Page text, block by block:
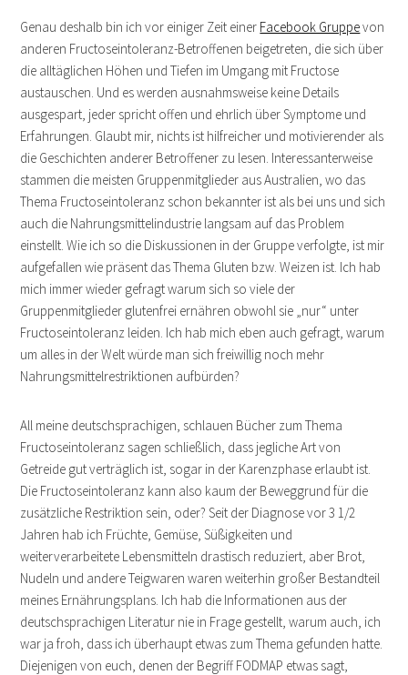
Genau deshalb bin ich vor einiger Zeit einer Facebook Gruppevon
anderen Fructoseintoleranz-Betroffenen beigetreten, die sich über
die alltäglichen Höhen und Tiefen im Umgang mit Fructose
austauschen. Und es werden ausnahmsweise keine Details
ausgespart, jeder spricht offen und ehrlich über Symptome und
Erfahrungen. Glaubt mir, nichts ist hilfreicher und motivierender als
die Geschichten anderer Betroffener zu lesen. Interessanterweise
stammen die meisten Gruppenmitglieder aus Australien, wo das
Thema Fructoseintoleranz schon bekannter ist als bei uns und sich
auch die Nahrungsmittelindustrie langsam auf das Problem
einstellt. Wie ich so die Diskussionen in der Gruppe verfolgte, ist mir
aufgefallen wie präsent das Thema Gluten bzw. Weizen ist. Ich hab
mich immer wieder gefragt warum sich so viele der
Gruppenmitglieder glutenfrei ernähren obwohl sie „nur“ unter
Fructoseintoleranz leiden. Ich hab mich eben auch gefragt, warum
um alles in der Welt würde man sich freiwillig noch mehr
Nahrungsmittelrestriktionen aufbürden?
All meine deutschsprachigen, schlauen Bücher zum Thema
Fructoseintoleranz sagen schließlich, dass jegliche Art von
Getreide gut verträglich ist, sogar in der Karenzphase erlaubt ist.
Die Fructoseintoleranz kann also kaum der Beweggrund für die
zusätzliche Restriktion sein, oder? Seit der Diagnose vor 3 1/2
Jahren hab ich Früchte, Gemüse, Süßigkeiten und
weiterverarbeitete Lebensmitteln drastisch reduziert, aber Brot,
Nudeln und andere Teigwaren waren weiterhin großer Bestandteil
meines Ernährungsplans. Ich hab die Informationen aus der
deutschsprachigen Literatur nie in Frage gestellt, warum auch, ich
war ja froh, dass ich überhaupt etwas zum Thema gefunden hatte.
Diejenigen von euch, denen der Begriff FODMAP etwas sagt,